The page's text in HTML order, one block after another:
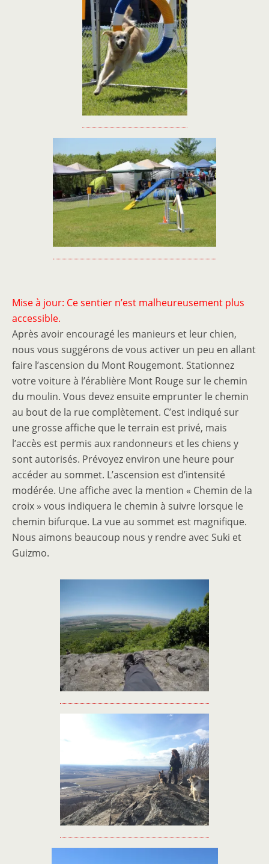
Mise à jour: Ce sentier n’est malheureusement plus
accessible.
Après avoir encouragé les manieurs et leur chien,
nous vous suggérons de vous activer un peu en allant
faire l’ascension du Mont Rougemont. Stationnez
votre voiture à l’érablière Mont Rouge sur le chemin
du moulin. Vous devez ensuite emprunter le chemin
au bout de la rue complètement. C’est indiqué sur
une grosse affiche que le terrain est privé, mais
l’accès est permis aux randonneurs et les chiens y
sont autorisés. Prévoyez environ une heure pour
accéder au sommet. L’ascension est d’intensité
modérée. Une affiche avec la mention « Chemin de la
croix » vous indiquera le chemin à suivre lorsque le
chemin bifurque. La vue au sommet est magnifique.
Nous aimons beaucoup nous y rendre avec Suki et
Guizmo.